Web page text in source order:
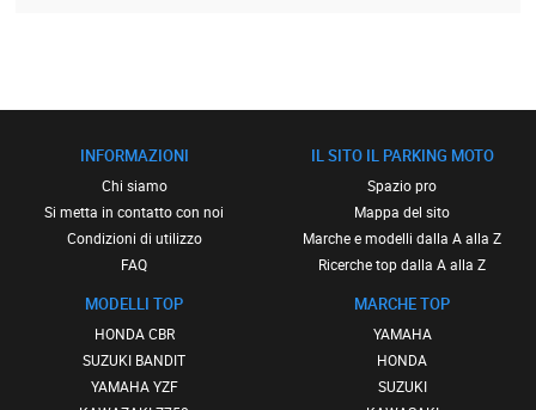
INFORMAZIONI
Chi siamo
Si metta in contatto con noi
Condizioni di utilizzo
FAQ
MODELLI TOP
HONDA CBR
SUZUKI BANDIT
YAMAHA YZF
IL SITO IL PARKING MOTO
Spazio pro
Mappa del sito
Marche e modelli dalla A alla Z
Ricerche top dalla A alla Z
MARCHE TOP
YAMAHA
HONDA
SUZUKI